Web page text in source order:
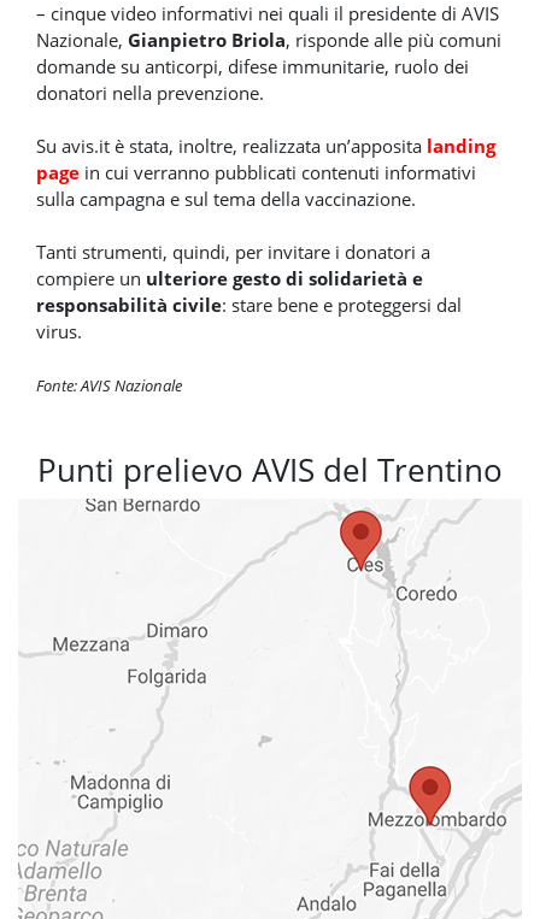
– cinque video informativi nei quali il presidente di AVIS
Nazionale, Gianpietro Briola, risponde alle più comuni
domande su anticorpi, difese immunitarie, ruolo dei
donatori nella prevenzione.
Su avis.it è stata, inoltre, realizzata un’apposita landing
page in cui verranno pubblicati contenuti informativi
sulla campagna e sul tema della vaccinazione.
Tanti strumenti, quindi, per invitare i donatori a
compiere un ulteriore gesto di solidarietà e
responsabilità civile: stare bene e proteggersi dal
virus.
Fonte: AVIS Nazionale
Punti prelievo AVIS del Trentino